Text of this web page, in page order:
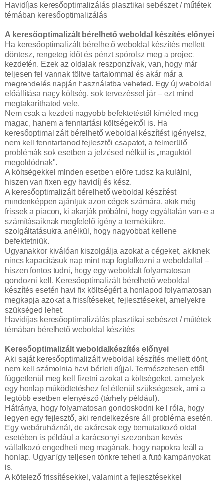
Havidíjas keresőoptimalizálás plasztikai sebészet / műtétek
témában keresőoptimalizálás
A keresőoptimalizált bérelhető weboldal készítés előnyei
Ha keresőoptimalizált bérelhető weboldal készítés mellett
döntesz, rengeteg időt és pénzt spórolsz meg a project
kezdetén. Ezek az oldalak reszponzívak, van, hogy már
teljesen fel vannak töltve tartalommal és akár már a
megrendelés napján használatba veheted. Egy új weboldal
előállítása nagy költség, sok tervezéssel jár – ezt mind
megtakaríthatod vele.
Nem csak a kezdeti nagyobb befektetéstől kíméled meg
magad, hanem a fenntartási költségektől is. Ha
keresőoptimalizált bérelhető weboldal készítést igényelsz,
nem kell fenntartanod fejlesztői csapatot, a felmerülő
problémák sok esetben a jelzésed nélkül is „maguktól
megoldódnak".
A költségekkel minden esetben előre tudsz kalkulálni,
hiszen van fixen egy havidíj és kész.
A keresőoptimalizált bérelhető weboldal készítést
mindenképpen ajánljuk azon cégek számára, akik még
frissek a piacon, ki akarják próbálni, hogy egyáltalán van-e a
számításaiknak megfelelő igény a termékükre,
szolgáltatásukra anélkül, hogy nagyobbat kellene
befektetniük.
Ugyanakkor kiválóan kiszolgálja azokat a cégeket, akiknek
nincs kapacitásuk nap mint nap foglalkozni a weboldallal –
hiszen fontos tudni, hogy egy weboldalt folyamatosan
gondozni kell. Keresőoptimalizált bérelhető weboldal
készítés esetén havi fix költségért a honlapod folyamatosan
megkapja azokat a frissítéseket, fejlesztéseket, amelyekre
szükséged lehet.
Havidíjas keresőoptimalizálás plasztikai sebészet / műtétek
témában bérelhető weboldal készítés
Keresőoptimalizált weboldalkészítés előnyei
Aki saját keresőoptimalizált weboldal készítés mellett dönt,
nem kell számolnia havi bérleti díjjal. Természetesen ettől
függetlenül meg kell fizetni azokat a költségeket, amelyek
egy honlap működtetéshez feltétlenül szükségesek, ami a
legtöbb esetben elenyésző (tárhely például).
Hátránya, hogy folyamatosan gondoskodni kell róla, hogy
legyen egy fejlesztő, aki rendelkezésre áll probléma esetén.
Egy webáruháznál, de akárcsak egy bemutatkozó oldal
esetében is például a karácsonyi szezonban kevés
vállalkozó engedheti meg magának, hogy napokra leáll a
honlap. Ugyanígy teljesen tönkre teheti a futó kampányokat
is.
A kötelező frissítésekkel, valamint a fejlesztésekkel